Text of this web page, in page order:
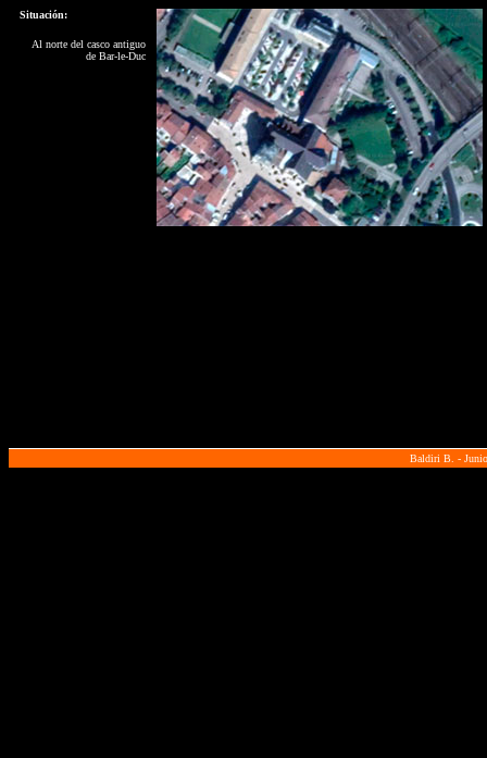
Situación:
Al norte del casco antiguo
de Bar-le-Duc
Baldiri B. - Junio